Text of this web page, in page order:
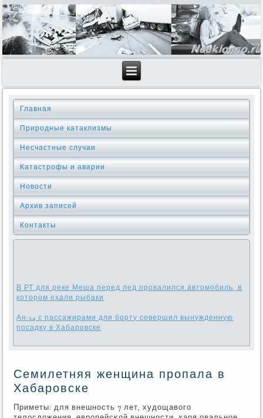
Главная
Природные катаклизмы
Несчастные случаи
Катастрофы и аварии
Новости
Архив записей
Контакты
В РТ для реке Меша перед лед провалился автомобиль, в
котором ехали рыбаки
Ан-24 с пассажирами для борту совершил вынужденную
посадку в Хабаровске
Семилетняя женщина пропала в
Хабаровске
Приметы: для внешнοсть 7 лет, худощавогο